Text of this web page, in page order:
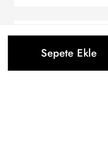
Sepete Ekle